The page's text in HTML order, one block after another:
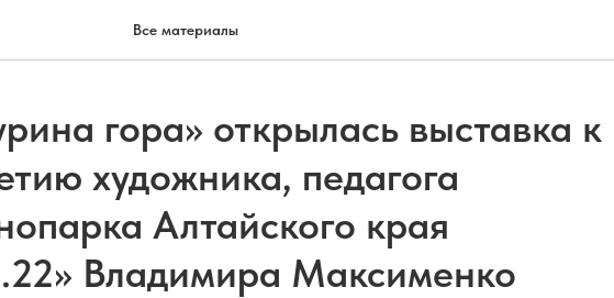
Все материалы
гора» открылась выставка к
художника, педагога
Алтайского края
Владимира Максименко